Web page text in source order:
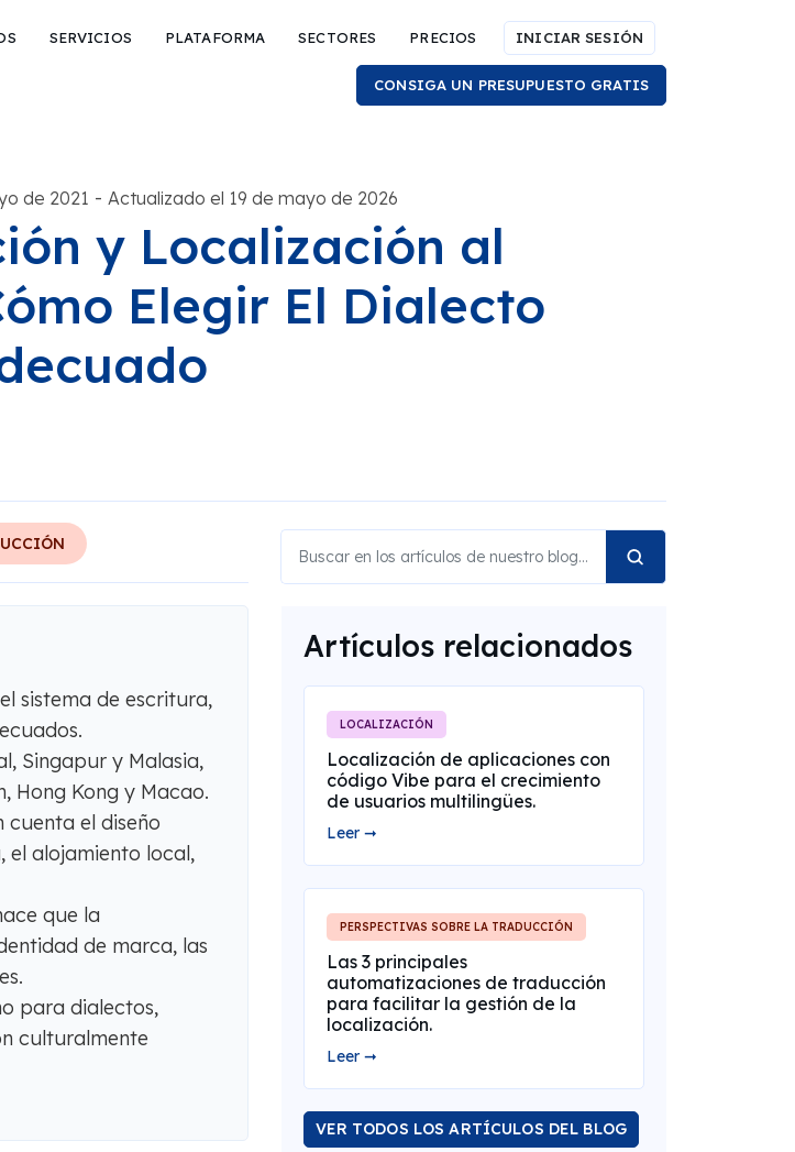
SERVICIOS PLATAFORMA SECTORES PRECIOS INICIAR SESIÓN
CONSIGA UN PRESUPUESTO GRATIS
de 2021 - Actualizado el 19 de mayo de 2026
y Localización al
Elegir El Dialecto
sistema de escritura,
Singapur y Malasia,
Hong Kong y Macao.
cuenta el diseño
el alojamiento local,
que la
de marca, las
para dialectos,
culturalmente
Artículos relacionados
LOCALIZACIÓN
Localización de aplicaciones con
código Vibe para el crecimiento
de usuarios multilingües.
Leer ➞
PERSPECTIVAS SOBRE LA TRADUCCIÓN
Las 3 principales
automatizaciones de traducción
para facilitar la gestión de la
localización.
Leer ➞
VER TODOS LOS ARTÍCULOS DEL BLOG